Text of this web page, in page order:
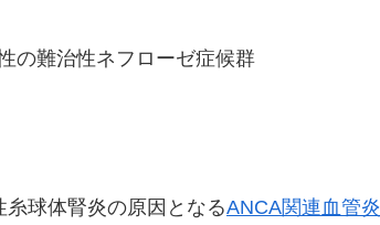
の難治性ネフローゼ症候群
球体腎炎の原因となるANCA関連血管炎